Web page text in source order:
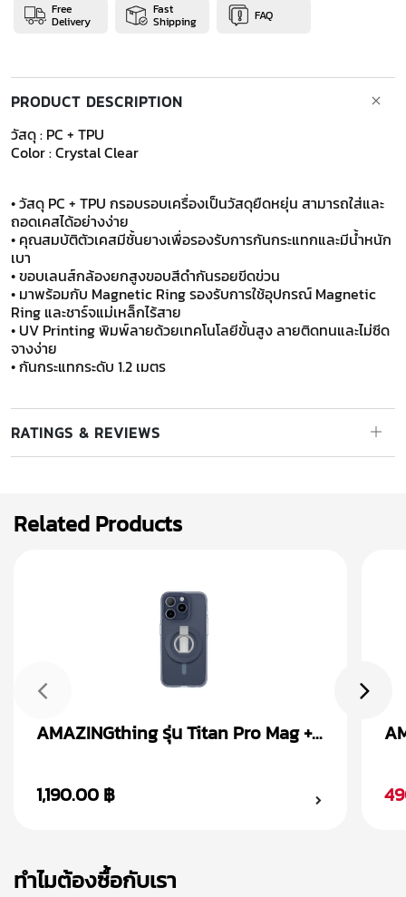
Free
Delivery
Fast
Shipping FAQ
PRODUCT DESCRIPTION
วัสดุ : PC + TPU
Color : Crystal Clear
• วัสดุ PC + TPU กรอบรอบเครื่องเป็นวัสดุยืดหยุ่น สามารถใส่และ
ถอดเคสได้อย่างง่าย
• คุณสมบัติตัวเคสมีชั้นยางเพื่อรองรับการกันกระแทกและมีน้ำหนัก
เบา
• ขอบเลนส์กล้องยกสูงขอบสีดำกันรอยขีดข่วน
• มาพร้อมกับ Magnetic Ring รองรับการใช้อุปกรณ์ Magnetic
Ring และชาร์จแม่เหล็กไร้สาย
• UV Printing พิมพ์ลายด้วยเทคโนโลยีขั้นสูง ลายติดทนและไม่ซีด
จางง่าย
• กันกระแทกระดับ 1.2 เมตร
RATINGS & REVIEWS
Related Products
AMAZINGthing รุ่น Titan Pro Mag +
1,190.00 ฿
ทำไมต้องซื้อกับเรา